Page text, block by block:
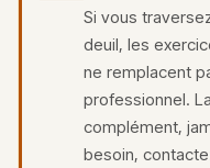
Si vous
deuil, les
ne remplacent
professionnel.
complément,
besoin,